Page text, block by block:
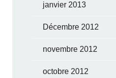
janvier 2013
Décembre 2012
novembre 2012
octobre 2012